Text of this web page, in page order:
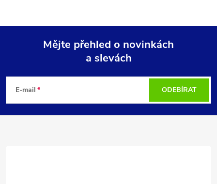
p
Mějte přehled o novinkách
a slevách
E-mail ODEBÍRAT